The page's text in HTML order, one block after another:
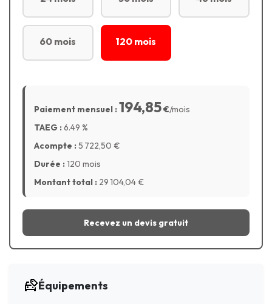
60 mois 120 mois
Paiement mensuel :194,85€/mois
TAEG :6.49 %
Acompte :5 722,50 €
Durée :120 mois
Montant total : 29 104,04€
Recevez un devis gratuit
Équipements